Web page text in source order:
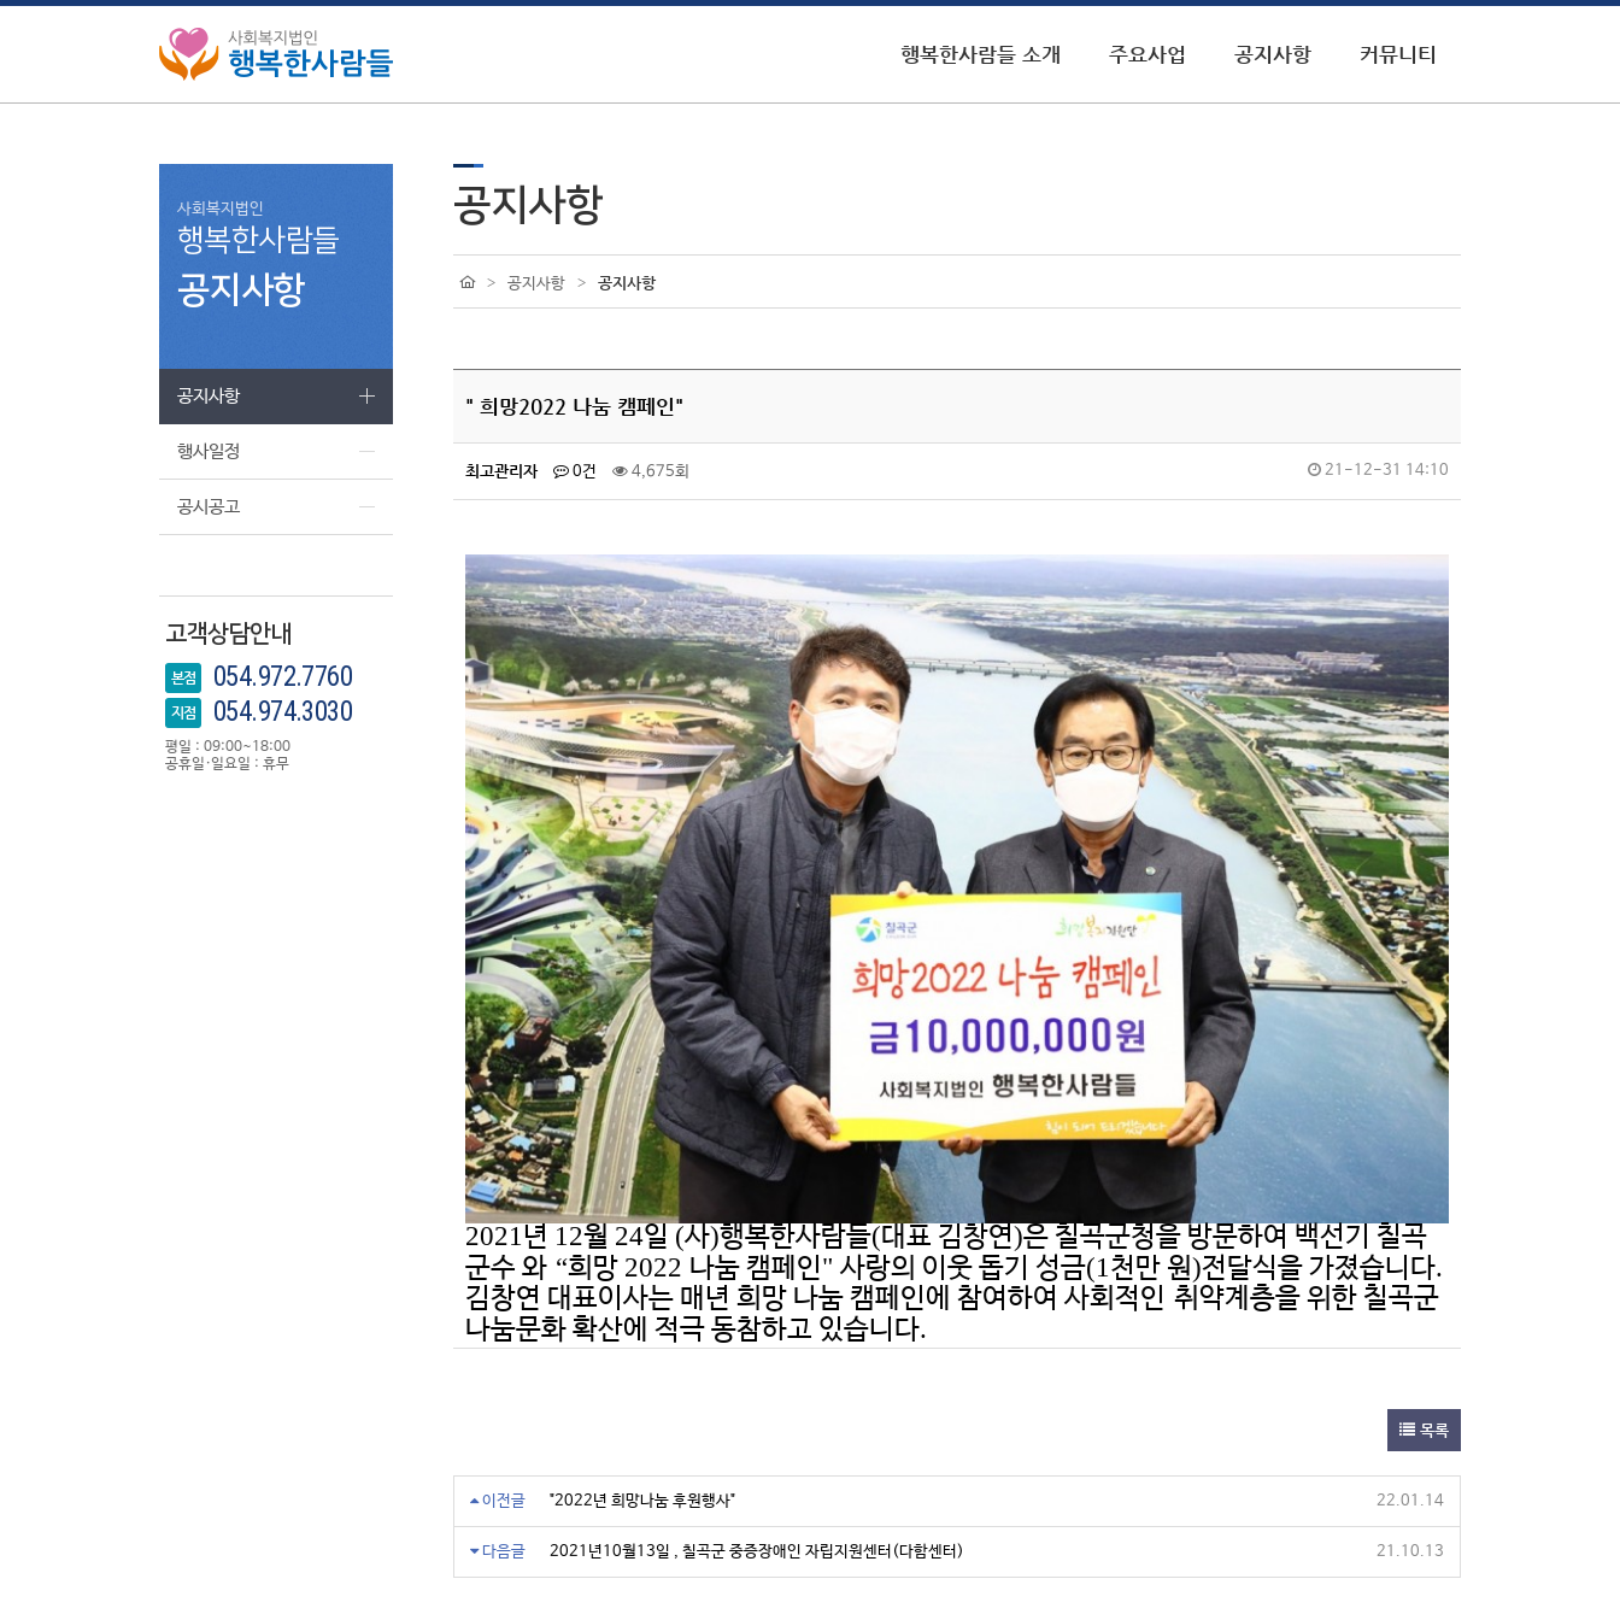
행복한사람들 소개 주요사업 공지사항 커뮤니티
사회복지법인
행복한사람들
공지사항
공지사항
행사일정
공시공고
고객상담안내
본점 054.972.7760
지점 054.974.3030
평일 : 09:00~18:00
공휴일·일요일 : 휴무
공지사항
> 공지사항 > 공지사항
" 희망2022 나눔 캠페인"
최고관리자 0건 4,675회 21-12-31 14:10
2021년 12월 24일 (사)행복한사람들(대표 김창연)은 칠곡군청을 방문하여 백선기 칠곡
군수 와 “희망 2022 나눔 캠페인" 사랑의 이웃 돕기 성금(1천만 원)전달식을 가졌습니다.
김창연 대표이사는 매년 희망 나눔 캠페인에 참여하여 사회적인 취약계층을 위한 칠곡군
나눔문화 확산에 적극 동참하고 있습니다.
목록
이전글 "2022년 희망나눔 후원행사" 22.01.14
다음글 2021년10월13일 , 칠곡군 중증장애인 자립지원센터(다함센터) 21.10.13